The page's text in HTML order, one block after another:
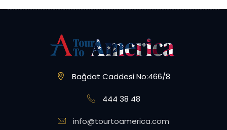
Bağdat Caddesi No:466/8
444 38 48
info@tourtoamerica.com